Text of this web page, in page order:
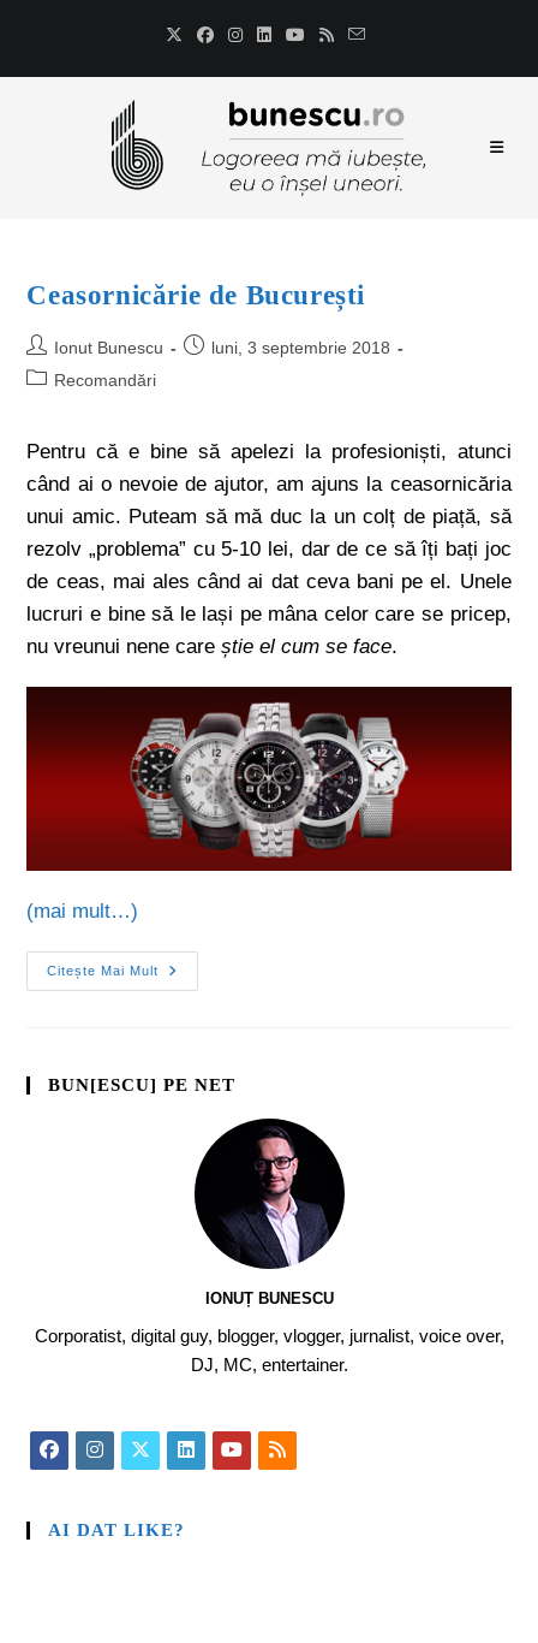
Ceasornicărie de București
Ionut Bunescu
luni, 3 septembrie 2018
Recomandări
Pentru că e bine să apelezi la profesioniști, atunci
când ai o nevoie de ajutor, am ajuns la ceasornicăria
unui amic. Puteam să mă duc la un colț de piață, să
rezolv „problema” cu 5-10 lei, dar de ce să îți bați joc
de ceas, mai ales când ai dat ceva bani pe el. Unele
lucruri e bine să le lași pe mâna celor care se pricep,
nu vreunui nene careștie el cum se face.
(mai mult…)
Citește Mai Mult
BUN[ESCU] PE NET
IONUȚ BUNESCU
Corporatist, digital guy, blogger, vlogger, jurnalist, voice over,
DJ, MC, entertainer.
AI DAT LIKE?